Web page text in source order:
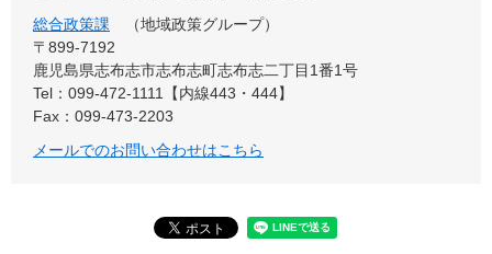
総合政策課
地域政策グループ
〒899‐7192
鹿児島県志布志市志布志町志布志二丁目1番1号
Tel：099-472-1111【内線443・444】
Fax：099-473-2203
メールでのお問い合わせはこちら